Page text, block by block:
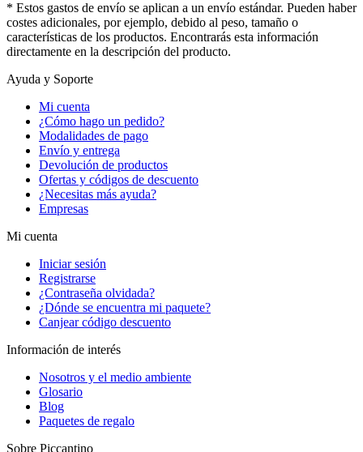
* Estos gastos de envío se aplican a un envío estándar. Pueden haber
costes adicionales, por ejemplo, debido al peso, tamaño o
características de los productos. Encontrarás esta información
directamente en la descripción del producto.
Ayuda y Soporte
Mi cuenta
¿Cómo hago un pedido?
Modalidades de pago
Envío y entrega
Devolución de productos
Ofertas y códigos de descuento
¿Necesitas más ayuda?
Empresas
Mi cuenta
Iniciar sesión
Registrarse
¿Contraseña olvidada?
¿Dónde se encuentra mi paquete?
Canjear código descuento
Información de interés
Nosotros y el medio ambiente
Glosario
Blog
Paquetes de regalo
Sobre Piccantino